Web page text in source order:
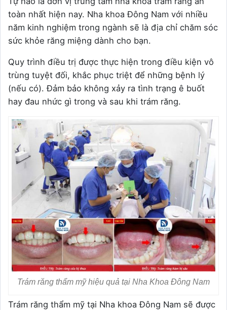
toàn nhất hiện nay. Nha khoa Đông Nam với nhiều
năm kinh nghiệm trong ngành sẽ là địa chỉ chăm sóc
sức khỏe răng miệng dành cho bạn.
Quy trình điều trị được thực hiện trong điều kiện vô
trùng tuyệt đối, khắc phục triệt để những bệnh lý
(nếu có). Đảm bảo không xảy ra tình trạng ê buốt
hay đau nhức gì trong và sau khi trám răng.
Trám răng thẩm mỹ hiệu quả tại Nha Khoa Đông Nam
Trám răng thẩm mỹ tại Nha khoa Đông Nam sẽ được